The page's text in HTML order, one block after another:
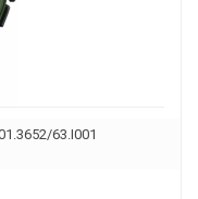
63.I001